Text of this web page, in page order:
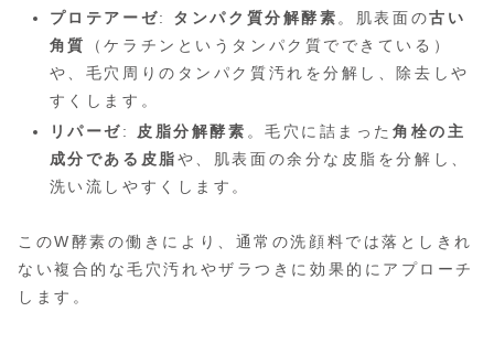
プロテアーゼ: タンパク質分解酵素。肌表面の古い
角質
（ケラチンというタンパク質でできている）
や、毛穴周りのタンパク質汚れを分解し、除去しや
すくします。
リパーゼ: 皮脂分解酵素 。毛穴に詰まった角栓の主
成分である皮脂や、肌表面の余分な皮脂を分解し、
洗い流しやすくします。
このW酵素の働きにより、通常の洗顔料では落としきれ
ない複合的な毛穴汚れやザラつきに効果的にアプローチ
します。